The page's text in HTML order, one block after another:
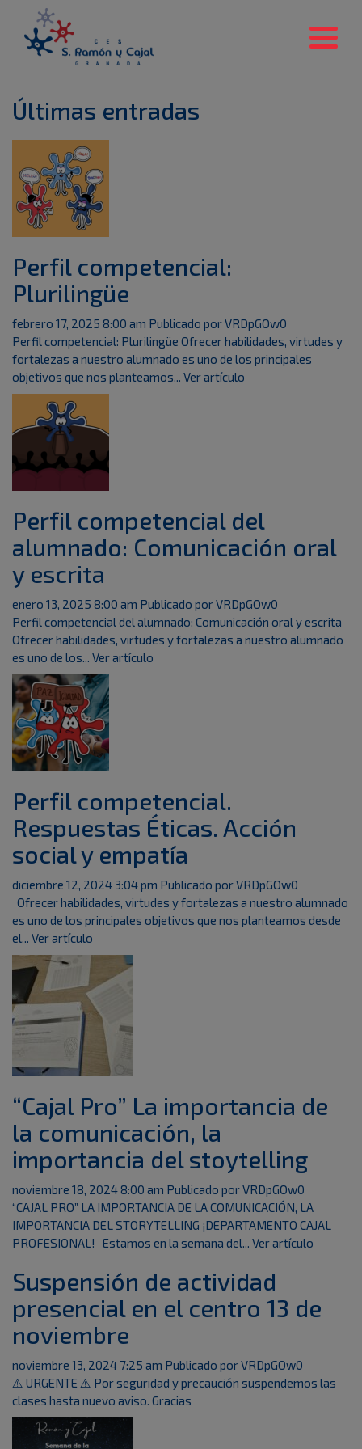
Últimas entradas
Perfil competencial:
Plurilingüe
febrero 17, 2025 8:00 am Publicado porVRDpGOw0
Perfil competencial: Plurilingüe Ofrecer habilidades, virtudes y
fortalezas a nuestro alumnado es uno de los principales
objetivos que nos planteamos... Ver artículo
Perfil competencial del
alumnado: Comunicación oral
y escrita
enero 13, 2025 8:00 am Publicado porVRDpGOw0
Perfil competencial del alumnado: Comunicación oral y escrita
Ofrecer habilidades, virtudes y fortalezas a nuestro alumnado
es uno de los... Ver artículo
Perfil competencial.
Respuestas Éticas. Acción
social y empatía
diciembre 12, 2024 3:04 pm Publicado porVRDpGOw0
Ofrecer habilidades, virtudes y fortalezas a nuestro alumnado
es uno de los principales objetivos que nos planteamos desde
el... Ver artículo
“Cajal Pro” La importancia de
la comunicación, la
importancia del stoytelling
noviembre 18, 2024 8:00 am Publicado porVRDpGOw0
“CAJAL PRO” LA IMPORTANCIA DE LA COMUNICACIÓN, LA
IMPORTANCIA DEL STORYTELLING ¡DEPARTAMENTO CAJAL
PROFESIONAL! Estamos en la semana del... Ver artículo
Suspensión de actividad
presencial en el centro 13 de
noviembre
noviembre 13, 2024 7:25 am Publicado porVRDpGOw0
⚠️ URGENTE ⚠️ Por seguridad y precaución suspendemos las
clases hasta nuevo aviso. Gracias